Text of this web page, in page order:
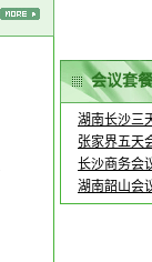
会议套餐
湖南长沙三
张家界五天
长沙商务会
湖南韶山会